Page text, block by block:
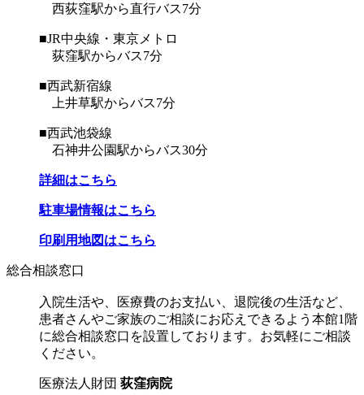
西荻窪駅から直行バス7分
■JR中央線・東京メトロ
荻窪駅からバス7分
■西武新宿線
上井草駅からバス7分
■西武池袋線
石神井公園駅からバス30分
詳細はこちら
駐車場情報はこちら
印刷用地図はこちら
総合相談窓口
入院生活や、医療費のお支払い、退院後の生活など、
患者さんやご家族のご相談にお応えできるよう本館1階
に総合相談窓口を設置しております。お気軽にご相談
ください。
医療法人財団 荻窪病院